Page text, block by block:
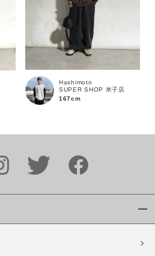
Hashimoto
SUPER SHOP 米子店
167cm